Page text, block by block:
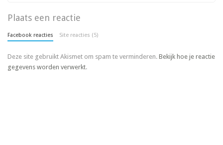
Plaats een reactie
Facebook reacties Site reacties (5)
Deze site gebruikt Akismet om spam te verminderen.Bekijk hoe je reactie
gegevens worden verwerkt.